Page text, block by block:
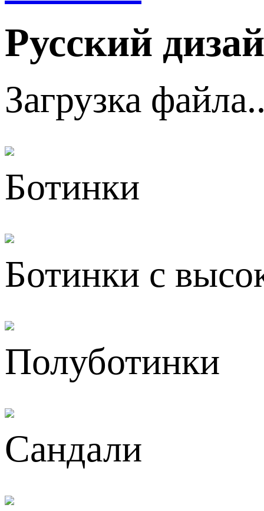
Русский
Загрузка
Ботинки
Ботинки с
Полуботинки
Сандали